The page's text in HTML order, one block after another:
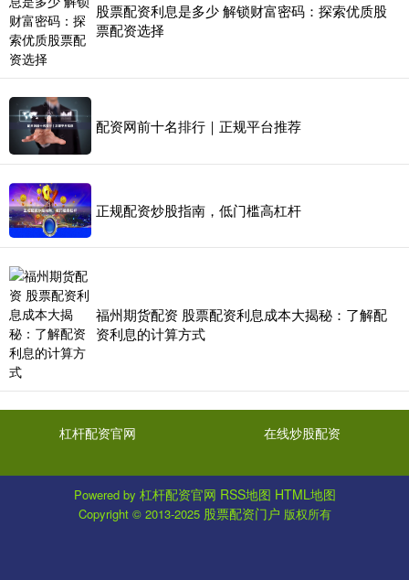
股票配资利息是多少 解锁财富密码：探索优质股
票配资选择
配资网前十名排行｜正规平台推荐
正规配资炒股指南，低门槛高杠杆
福州期货配资 股票配资利息成本大揭秘：了解配
资利息的计算方式
杠杆配资官网 在线炒股配资
Powered by 杠杆配资官网 RSS地图 HTML地图
Copyright © 2013-2025 股票配资门户 版权所有